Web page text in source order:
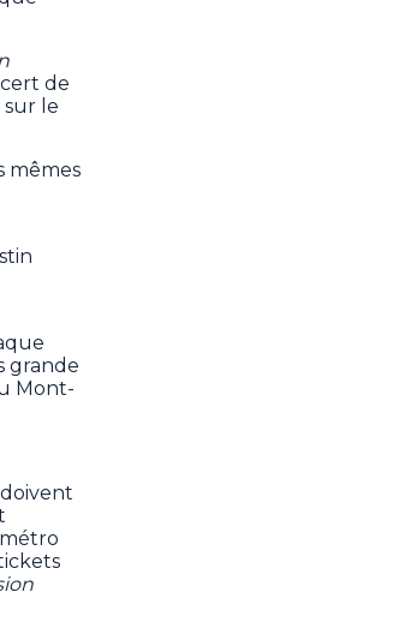
de
sur le
mêmes
grande
Mont-